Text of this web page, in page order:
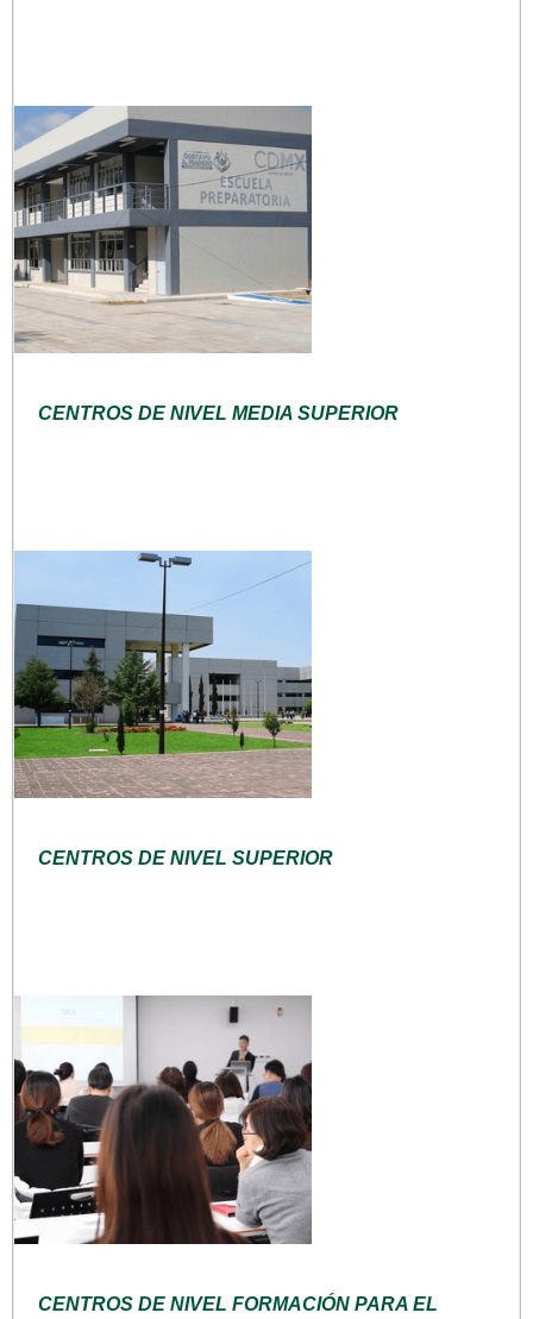
CENTROS DE NIVEL MEDIA SUPERIOR
CENTROS DE NIVEL SUPERIOR
CENTROS DE NIVEL FORMACIÓN PARA EL